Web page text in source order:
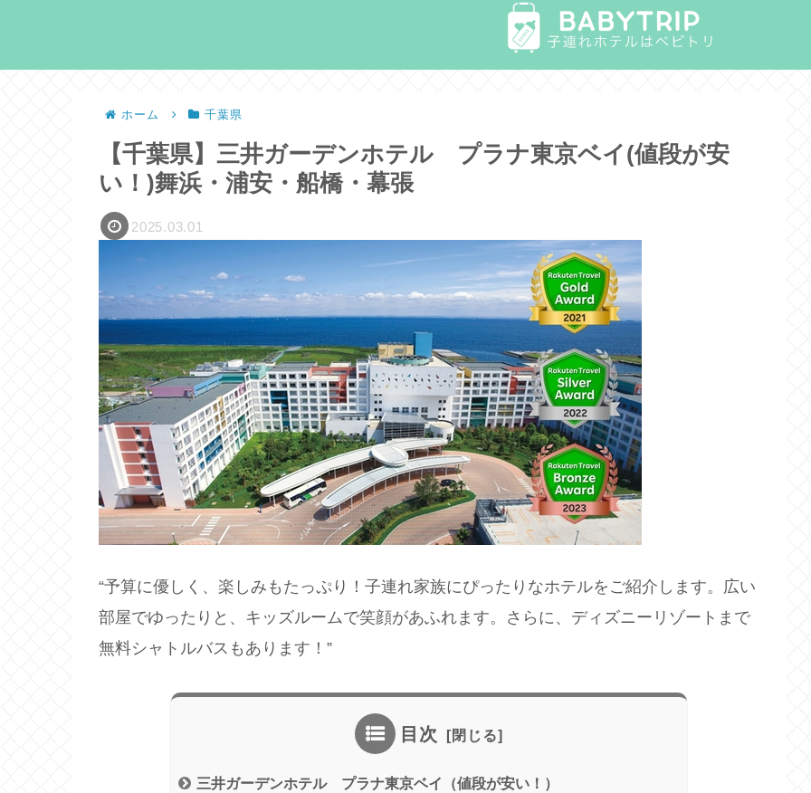
ホーム 千葉県
【千葉県】三井ガーデンホテル プラナ東京ベイ(値段が安
い！)舞浜・浦安・船橋・幕張
2025.03.01
“予算に優しく、楽しみもたっぷり！子連れ家族にぴったりなホテルをご紹介します。広い
部屋でゆったりと、キッズルームで笑顔があふれます。さらに、ディズニーリゾートまで
無料シャトルバスもあります！”
目次
三井ガーデンホテル プラナ東京ベイ（値段が安い！）